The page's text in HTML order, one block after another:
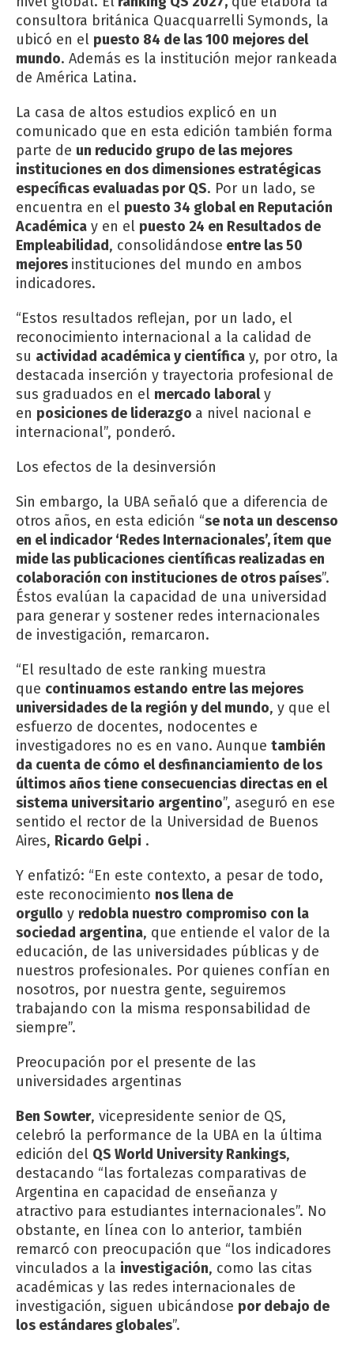
consultora británica Quacquarrelli Symonds, la
ubicó en el puesto 84 de las 100 mejores del
mundo. Además es la institución mejor rankeada
de América Latina.
La casa de altos estudios explicó en un
comunicado que en esta edición también forma
parte de un reducido grupo de las mejores
instituciones en dos dimensiones estratégicas
específicas evaluadas por QS. Por un lado, se
encuentra en el puesto 34 global en Reputación
Académica y en el puesto 24 en Resultados de
Empleabilidad, consolidándose entre las 50
mejores instituciones del mundo en ambos
indicadores.
“Estos resultados reflejan, por un lado, el
reconocimiento internacional a la calidad de
su actividad académica y científica y, por otro, la
destacada inserción y trayectoria profesional de
sus graduados en el mercado laboraly
en posiciones de liderazgo a nivel nacional e
internacional”, ponderó.
Los efectos de la desinversión
Sin embargo, la UBA señaló que a diferencia de
otros años, en esta edición “se nota un descenso
en el indicador ‘Redes Internacionales’, ítem que
mide las publicaciones científicas realizadas en
colaboración con instituciones de otros países”.
Éstos evalúan la capacidad de una universidad
para generar y sostener redes internacionales
de investigación, remarcaron.
“El resultado de este ranking muestra
que continuamos estando entre las mejores
universidades de la región y del mundo, y que el
esfuerzo de docentes, nodocentes e
investigadores no es en vano. Aunque también
da cuenta de cómo el desfinanciamiento de los
últimos años tiene consecuencias directas en el
sistema universitario argentino”, aseguró en ese
sentido el rector de la Universidad de Buenos
Aires, Ricardo Gelpi .
Y enfatizó: “En este contexto, a pesar de todo,
este reconocimiento nos llena de
orgullo y redobla nuestro compromiso con la
sociedad argentina, que entiende el valor de la
educación, de las universidades públicas y de
nuestros profesionales. Por quienes confían en
nosotros, por nuestra gente, seguiremos
trabajando con la misma responsabilidad de
siempre”.
Preocupación por el presente de las
universidades argentinas
Ben Sowter, vicepresidente senior de QS,
celebró la performance de la UBA en la última
edición del QS World University Rankings,
destacando “las fortalezas comparativas de
Argentina en capacidad de enseñanza y
atractivo para estudiantes internacionales”. No
obstante, en línea con lo anterior, también
remarcó con preocupación que “los indicadores
vinculados a la investigación, como las citas
académicas y las redes internacionales de
investigación, siguen ubicándose por debajo de
los estándares globales”.